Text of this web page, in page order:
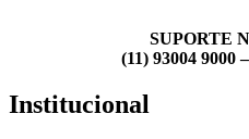
SUPORTE
(11) 93004 9000
Institucional